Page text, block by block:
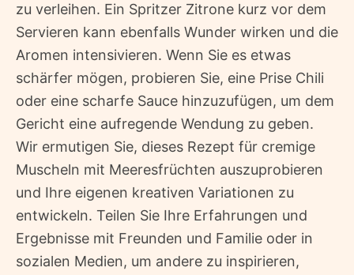
zu verleihen. Ein Spritzer Zitrone kurz vor dem
Servieren kann ebenfalls Wunder wirken und die
Aromen intensivieren. Wenn Sie es etwas
schärfer mögen, probieren Sie, eine Prise Chili
oder eine scharfe Sauce hinzuzufügen, um dem
Gericht eine aufregende Wendung zu geben.
Wir ermutigen Sie, dieses Rezept für cremige
Muscheln mit Meeresfrüchten auszuprobieren
und Ihre eigenen kreativen Variationen zu
entwickeln. Teilen Sie Ihre Erfahrungen und
Ergebnisse mit Freunden und Familie oder in
sozialen Medien, um andere zu inspirieren,